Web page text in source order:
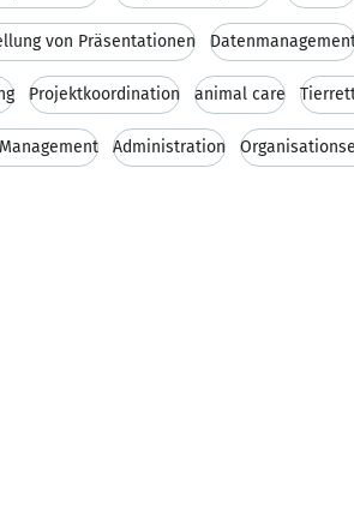
von Präsentationen
Projektkoordination animal care
Administration